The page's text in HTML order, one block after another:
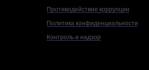
Противодействие коррупции
Политика конфиденциальности
Контроль и надзор